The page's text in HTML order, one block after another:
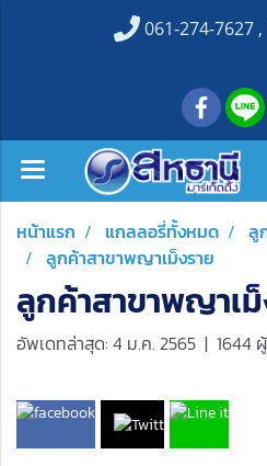
061-274-7627
หน้าแรก แกลลอรี่ทั้งหมด
ลู
ลูกค้าสาขาพญาเม็งราย
ลูกค้าสาขาพญาเ
อัพเดทล่าสุด: 4 ม.ค. 2565 | 1644